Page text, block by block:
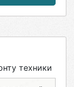
техники